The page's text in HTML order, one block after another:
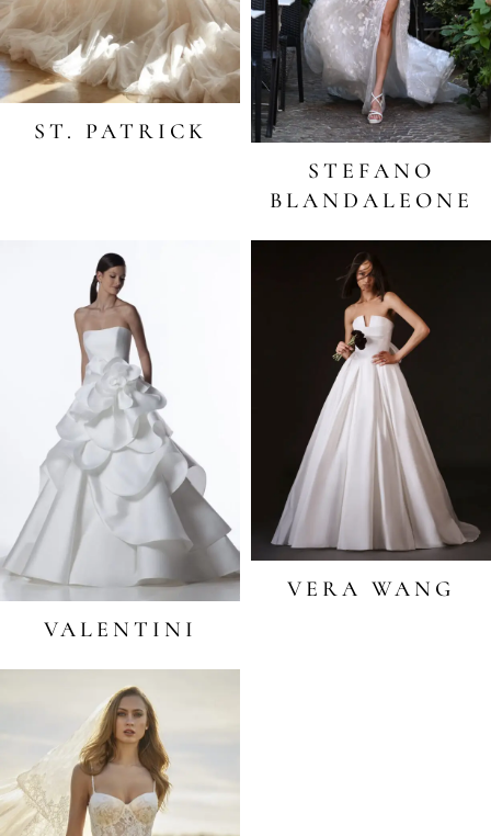
ST. PATRICK
STEFANO
BLANDALEONE
VALENTINI
VERA WANG